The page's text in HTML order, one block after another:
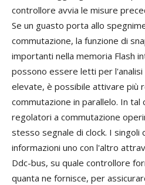
controllore avvia le misure
Se un guasto porta allo
commutazione, la funzione di
importanti nella memoria Flash
possono essere letti per
elevate, è possibile attivare più
commutazione in parallelo. In
regolatori a commutazione
stesso segnale di clock. I singoli
informazioni uno con l'altro
Ddc-bus, su quale controllore
quanta ne fornisce, per